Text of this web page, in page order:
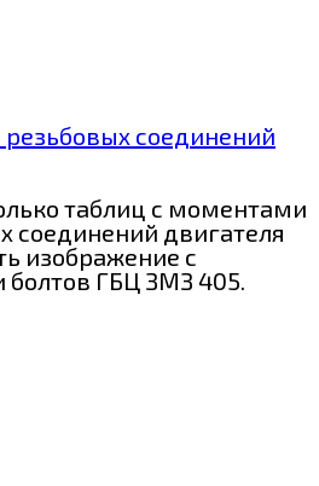
соединений
таблиц с моментами
соединений двигателя
изображение с
ГБЦ ЗМЗ 405.